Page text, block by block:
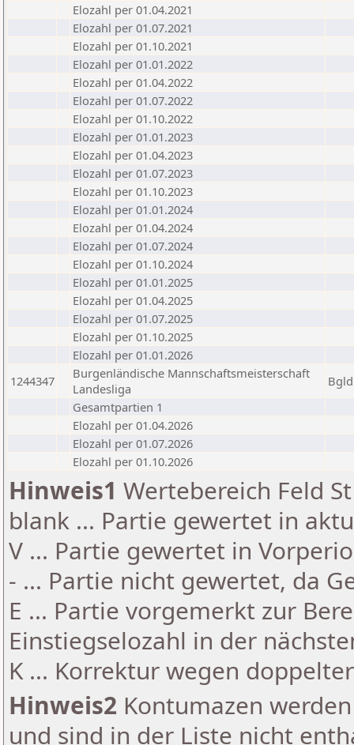
Elozahl per 01.04.2021
Elozahl per 01.07.2021
Elozahl per 01.10.2021
Elozahl per 01.01.2022
Elozahl per 01.04.2022
Elozahl per 01.07.2022
Elozahl per 01.10.2022
Elozahl per 01.01.2023
Elozahl per 01.04.2023
Elozahl per 01.07.2023
Elozahl per 01.10.2023
Elozahl per 01.01.2024
Elozahl per 01.04.2024
Elozahl per 01.07.2024
Elozahl per 01.10.2024
Elozahl per 01.01.2025
Elozahl per 01.04.2025
Elozahl per 01.07.2025
Elozahl per 01.10.2025
Elozahl per 01.01.2026
1244347
Burgenländische Mannschaftsmeisterschaft
Landesliga
Bgld
Gesamtpartien 1
Elozahl per 01.04.2026
Elozahl per 01.07.2026
Elozahl per 01.10.2026
Hinweis1 Wertebereich Feld
blank ... Partie gewertet in
V ... Partie gewertet in
- ... Partie nicht gewertet, da
E ... Partie vorgemerkt zur
Einstiegselozahl in der
K ... Korrektur wegen
Hinweis2 Kontumazen
und sind in der Liste nicht